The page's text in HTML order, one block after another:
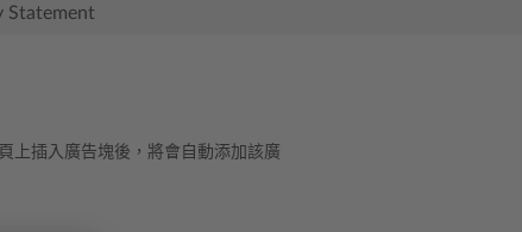
Statement
上插入廣告塊後，將會自動添加該廣